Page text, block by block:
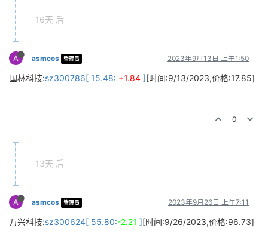
16天 后
A asmcos 管理员 2023年9月13日 上午1:50
国林科技:sz300786[ 15.48: +1.84 ][时间:9/13/2023,价格:17.85]
0
13天 后
A asmcos 管理员 2023年9月26日 上午7:11
万兴科技:sz300624[ 55.80:-2.21 ][时间:9/26/2023,价格:96.73]